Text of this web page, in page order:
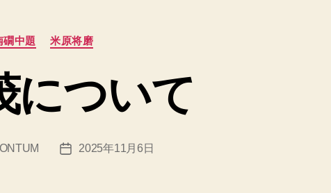
カ
テ
リ
礀中題 米原将磨
について
投
2025年11月6日